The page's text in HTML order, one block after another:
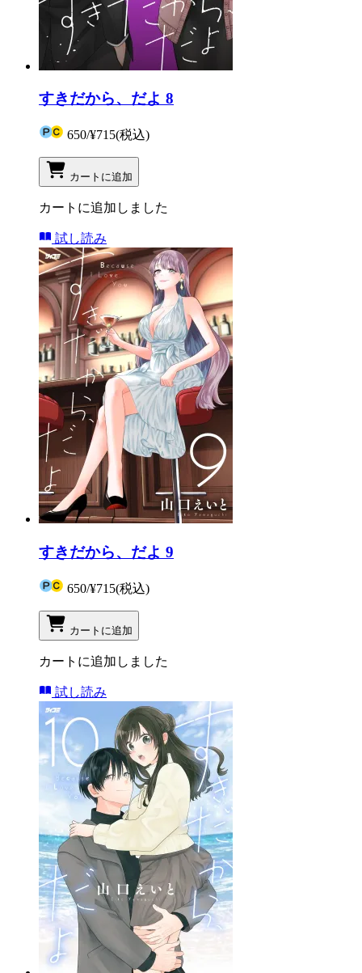
すきだから、だよ 8
650/¥715(税込)
カートに追加
カートに追加しました
試し読み
すきだから、だよ 9
650/¥715(税込)
カートに追加
カートに追加しました
試し読み